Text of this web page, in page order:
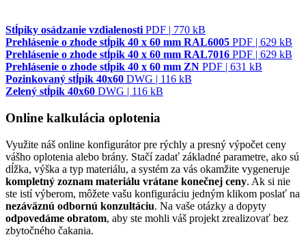
Stĺpiky osádzanie vzdialenosti PDF | 770 kB
Prehlásenie o zhode stĺpik 40 x 60 mm RAL6005 PDF | 629 kB
Prehlásenie o zhode stĺpik 40 x 60 mm RAL7016 PDF | 629 kB
Prehlásenie o zhode stĺpik 40 x 60 mm ZN PDF | 631 kB
Pozinkovaný stĺpik 40x60 DWG | 116 kB
Zelený stĺpik 40x60 DWG | 116 kB
Online kalkulácia oplotenia
Využite náš online konfigurátor pre rýchly a presný výpočet ceny
vášho oplotenia alebo brány. Stačí zadať základné parametre, ako sú
dĺžka, výška a typ materiálu, a systém za vás okamžite vygeneruje
kompletný zoznam materiálu vrátane konečnej ceny. Ak si nie
ste istí výberom, môžete vašu konfiguráciu jedným klikom poslať na
nezáväznú odbornú konzultáciu. Na vaše otázky a dopyty
odpovedáme obratom, aby ste mohli váš projekt zrealizovať bez
zbytočného čakania.